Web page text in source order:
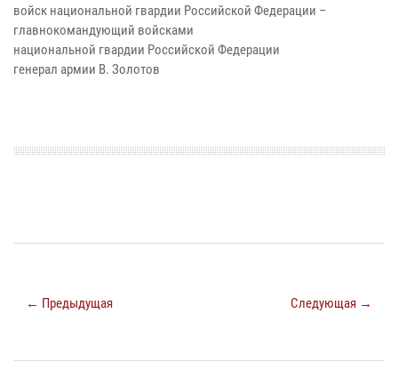
войск национальной гвардии Российской Федерации –
главнокомандующий войсками
национальной гвардии Российской Федерации
генерал армии В. Золотов
← Предыдущая Следующая →